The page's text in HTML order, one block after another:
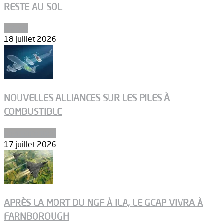
RESTE AU SOL
18 juillet 2026
NOUVELLES ALLIANCES SUR LES PILES À
COMBUSTIBLE
17 juillet 2026
APRÈS LA MORT DU NGF À ILA, LE GCAP VIVRA À
FARNBOROUGH